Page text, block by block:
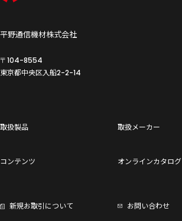
平野通信機材株式会社
〒104-8554
東京都中央区入船2-2-14
取扱製品 取扱メーカー
コンテンツ オンラインカタログ
新規お取引について お問い合わせ